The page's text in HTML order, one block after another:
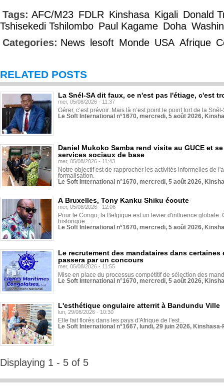
Tags: AFC/M23 FDLR Kinshasa Kigali Donald
Tshisekedi Tshilombo Paul Kagame Doha
Categories: News lesoft Monde USA Afrique
RELATED POSTS
La Snél-SA dit faux, ce n'est pas l'étiage, c'est
mer, 05/08/2026 - 11:37
Gérer, c’est prévoir. Mais là n’est point le point fort de la
Le Soft International n°1670, mercredi, 5 août 2026,
Daniel Mukoko Samba rend visite au GUCE et
services sociaux de base
mer, 05/08/2026 - 11:43
Notre objectif est de rapprocher les activités informelles de
formalisation.
Le Soft International n°1670, mercredi, 5 août 2026,
À Bruxelles, Tony Kanku Shiku écoute
mer, 05/08/2026 - 12:06
Pour le Congo, la Belgique est un levier d'influence globale.
historique...
Le Soft International n°1670, mercredi, 5 août 2026,
Le recrutement des mandataires dans
passera par un concours
mer, 05/08/2026 - 11:55
Mise en place du processus compétitif de sélection des
Le Soft International n°1670, mercredi, 5 août 2026,
L'esthétique ongulaire atterrit à Bandundu Ville
lun, 29/06/2026 - 10:30
Elle fait florès dans les pays d'Afrique de l'est...
Le Soft International n°1667, lundi, 29 juin 2026,
Displaying 1 - 5 of 5